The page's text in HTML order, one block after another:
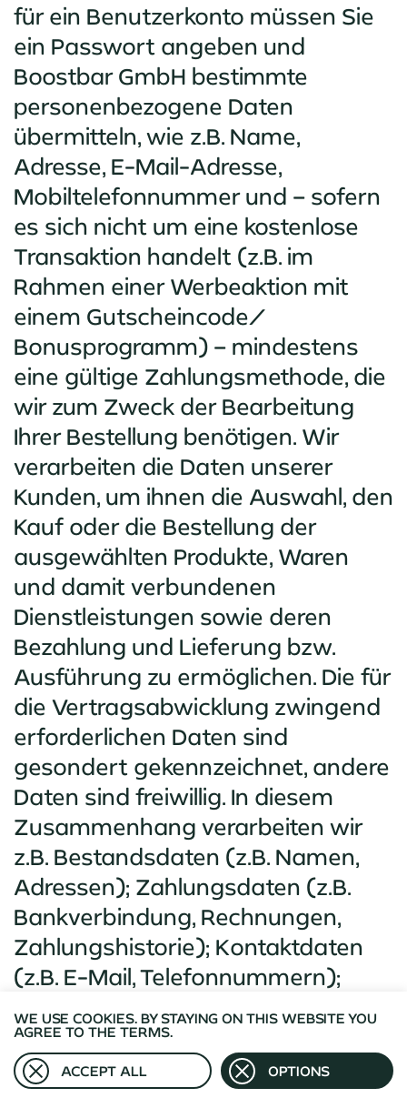
WE USE COOKIES. BY STAYING ON THIS WEBSITE YOU
AGREE TO THE TERMS.
OPTIONS
ACCEPT ALL
für ein Benutzerkonto müssen Sie
ein Passwort angeben und
Boostbar GmbH bestimmte
personenbezogene Daten
übermitteln, wie z.B. Name,
Adresse, E-Mail-Adresse,
Mobiltelefonnummer und – sofern
es sich nicht um eine kostenlose
Transaktion handelt (z.B. im
Rahmen einer Werbeaktion mit
einem Gutscheincode/
Bonusprogramm) – mindestens
eine gültige Zahlungsmethode, die
wir zum Zweck der Bearbeitung
Ihrer Bestellung benötigen. Wir
verarbeiten die Daten unserer
Kunden, um ihnen die Auswahl, den
Kauf oder die Bestellung der
ausgewählten Produkte, Waren
und damit verbundenen
Dienstleistungen sowie deren
Bezahlung und Lieferung bzw.
Ausführung zu ermöglichen. Die für
die Vertragsabwicklung zwingend
erforderlichen Daten sind
gesondert gekennzeichnet, andere
Daten sind freiwillig. In diesem
Zusammenhang verarbeiten wir
z.B. Bestandsdaten (z.B. Namen,
Adressen); Zahlungsdaten (z.B.
Bankverbindung, Rechnungen,
Zahlungshistorie); Kontaktdaten
(z.B. E-Mail, Telefonnummern);
Vertragsgegenstand, Laufzeit,
Kundenkategorie). Die